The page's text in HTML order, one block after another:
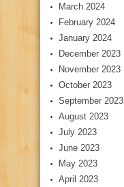
March 2024
February 2024
January 2024
December 2023
November 2023
October 2023
September 2023
August 2023
July 2023
June 2023
May 2023
April 2023